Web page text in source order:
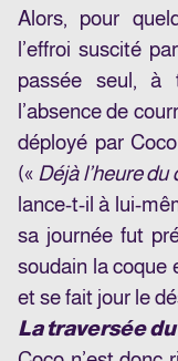
Alors, pour
l’effroi suscité
passée seul, à
l’absence de
déployé par
(« Déjà l’heure
lance-t-il à lui-
sa journée fut
soudain la coque
et se fait jour le
La traversée